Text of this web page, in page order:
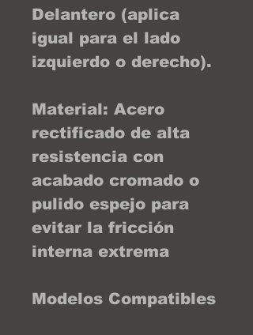
Delantero (aplica
igual para el lado
izquierdo o derecho).
Material: Acero
rectificado de alta
resistencia con
acabado cromado o
pulido espejo para
evitar la fricción
interna extrema
Modelos Compatibles